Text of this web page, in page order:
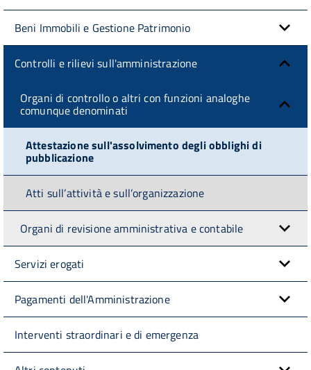
Beni Immobili e Gestione Patrimonio
Controlli e rilievi sull'amministrazione
Organi di controllo o altri con funzioni analoghe
comunque denominati
Attestazione sull'assolvimento degli obblighi di
pubblicazione
Atti sull’attività e sull’organizzazione
Organi di revisione amministrativa e contabile
Servizi erogati
Pagamenti dell'Amministrazione
Interventi straordinari e di emergenza